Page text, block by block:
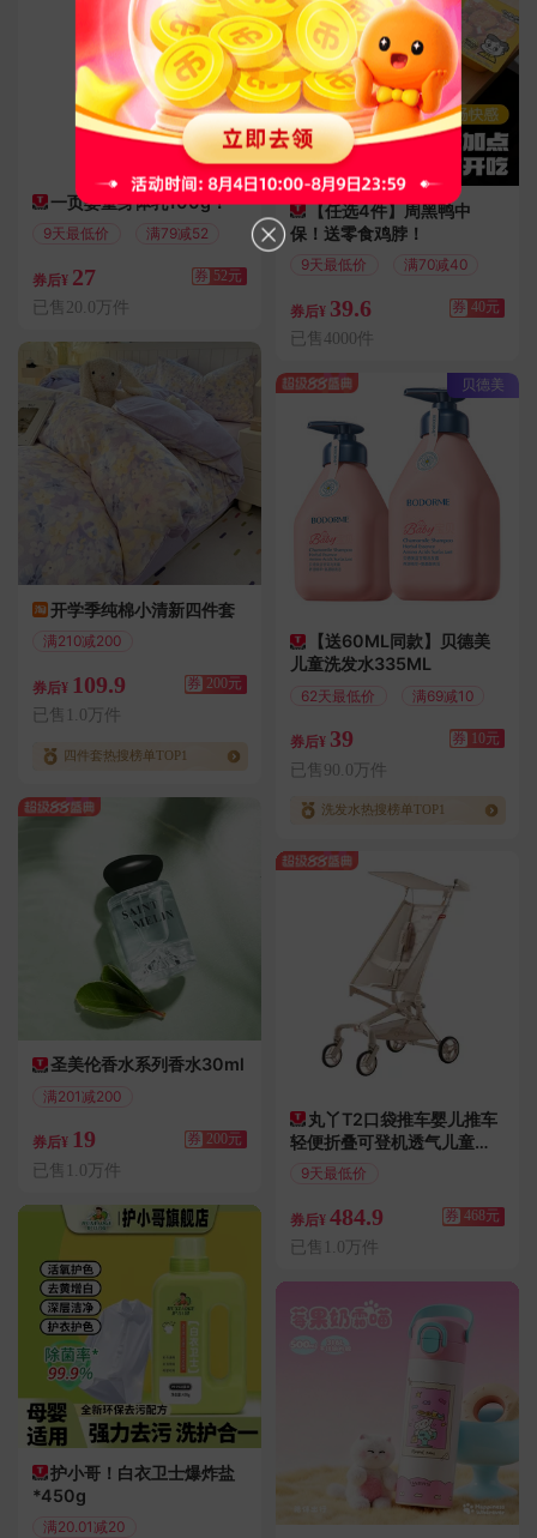
一页婴童身体乳100g！
9天最低价 满79减52
券后¥ 27 券 52元
已售20.0万件
开学季纯棉小清新四件套
满210减200
券后¥ 109.9 券 200元
已售1.0万件
四件套热搜榜单TOP1
圣美伦香水系列香水30ml
满201减200
券后¥ 19 券 200元
已售1.0万件
护小哥！白衣卫士爆炸盐
*450g
满20.01减20
【任选4件】周黑鸭中
保！送零食鸡脖！
9天最低价 满70减40
券后¥ 39.6 券 40元
已售4000件
贝德美
【送60ML同款】贝德美
儿童洗发水335ML
62天最低价 满69减10
券后¥ 39 券 10元
已售90.0万件
洗发水热搜榜单TOP1
丸丫T2口袋推车婴儿推车
轻便折叠可登机透气儿童旅
行伞车遛娃神器
9天最低价
券后¥ 484.9 券 468元
已售1.0万件